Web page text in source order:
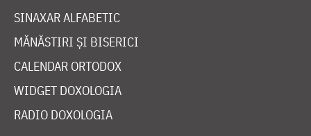
SINAXAR ALFABETIC
MĂNĂSTIRI ȘI BISERICI
CALENDAR ORTODOX
WIDGET DOXOLOGIA
RADIO DOXOLOGIA